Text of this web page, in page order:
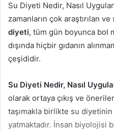
Su Diyeti Nedir, Nasıl
zamanların çok araştırılan ve
diyeti, tüm gün boyunca bol
dışında hiçbir gıdanın
çeşididir.
Su Diyeti Nedir, Nasıl
olarak ortaya çıkış ve
taşımakla birlikte su
yatmaktadır. İnsan biyolojisi